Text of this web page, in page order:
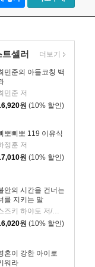
셀러
민준의 아들코칭 백
민준 저
원 (10% 할인)
뽀삐뽀 119 이유식
정훈 저
원 (10% 할인)
안의 시간을 건너는
를 지키는 말
원 (10% 할인)
혼이 강한 아이로
워라
더보기